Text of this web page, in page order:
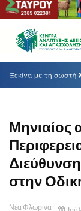
Μηνιαίος
στην
Νέα Φλώρινα